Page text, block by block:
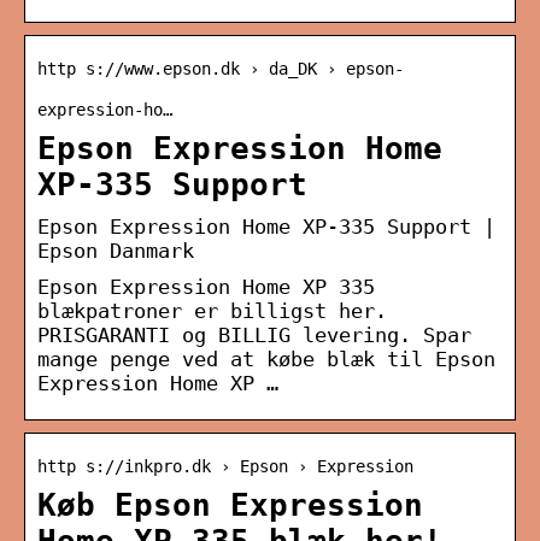
http s://www.epson.dk › da_DK › epson-
expression-ho…
Epson Expression Home
XP-335 Support
Epson Expression Home XP-335 Support |
Epson Danmark
Epson Expression Home XP 335
blækpatroner er billigst her.
PRISGARANTI og BILLIG levering. Spar
mange penge ved at købe blæk til Epson
Expression Home XP …
http s://inkpro.dk › Epson › Expression
Køb Epson Expression